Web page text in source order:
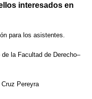
interesados en
para los asistentes.
la Facultad de Derecho–
Pereyra